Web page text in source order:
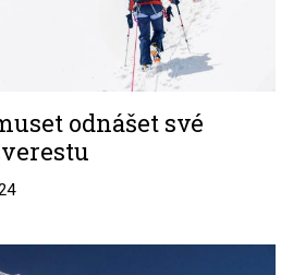
odnášet své